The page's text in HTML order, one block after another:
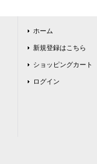
ホーム
新規登録はこちら
ショッピングカート
ログイン